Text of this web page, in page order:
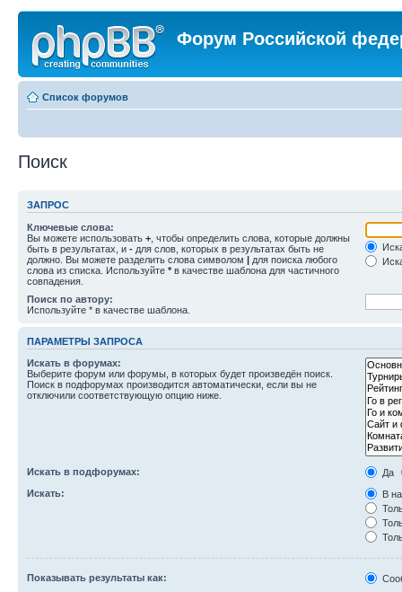
Форум Российской
Список форумов
Поиск
ЗАПРОС
Ключевые слова:
Вы можете использовать + , чтобы определить слова, которые должны
быть в результатах, и - для слов, которых в результатах быть не
должно. Вы можете разделить слова символом | для поиска любого
слова из списка. Используйте * в качестве шаблона для частичного
совпадения.
Поиск по автору:
Используйте * в качестве шаблона.
ПАРАМЕТРЫ ЗАПРОСА
Искать в форумах:
Выберите форум или форумы, в которых будет произведён поиск.
Поиск в подфорумах производится автоматически, если вы не
отключили соответствующую опцию ниже.
Искать в подфорумах:
Да
Искать:
В
Показывать результаты как: